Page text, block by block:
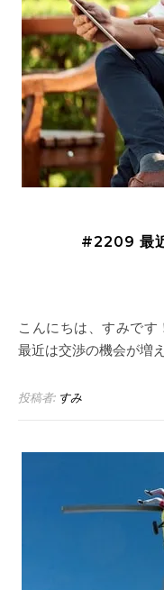
#2209 最
こんにちは、すみです！ 今朝はこんなお話しをしました。
最近は交渉の機会が増
投稿者: すみ